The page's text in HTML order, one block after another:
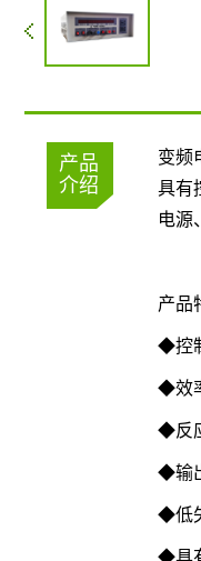
产品
介绍
变频
具有
电源
产品
◆控
◆效
◆反
◆输
◆低
◆具